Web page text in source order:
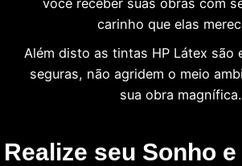
carinho que elas
Além disto as tintas HP Látex são
seguras, não agridem o meio
sua obra magnífica.
Realize seu Sonho